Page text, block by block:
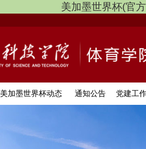
美加墨世界杯(官
美加墨世界杯动态 通知公告 党建工